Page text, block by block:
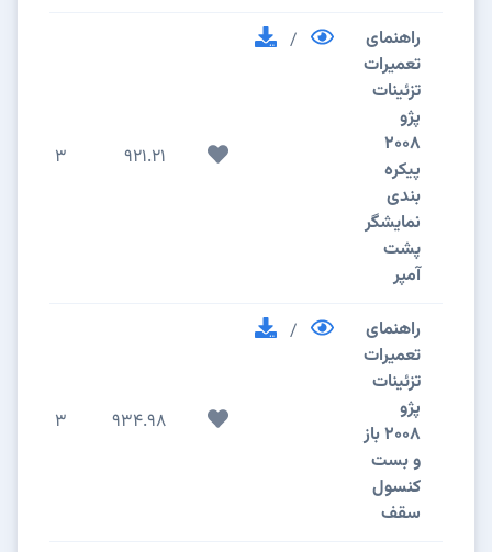
راهنمای
تعمیرات
تزئینات
پژو
2008
پیکره
بندی
نمایشگر
پشت
آمپر
/
921.21
3
راهنمای
تعمیرات
تزئینات
پژو
2008 باز
و بست
کنسول
سقف
/
934.98
3